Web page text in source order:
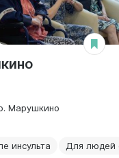
Марушкино
инсульта Для людей